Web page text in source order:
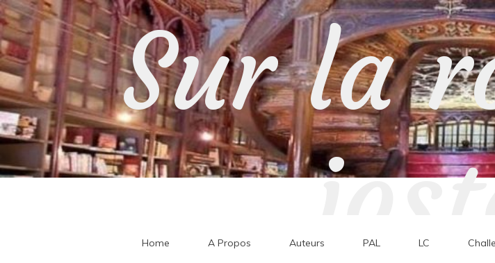
Skip
to
content
Sur la
Home A Propos Auteurs PAL LC